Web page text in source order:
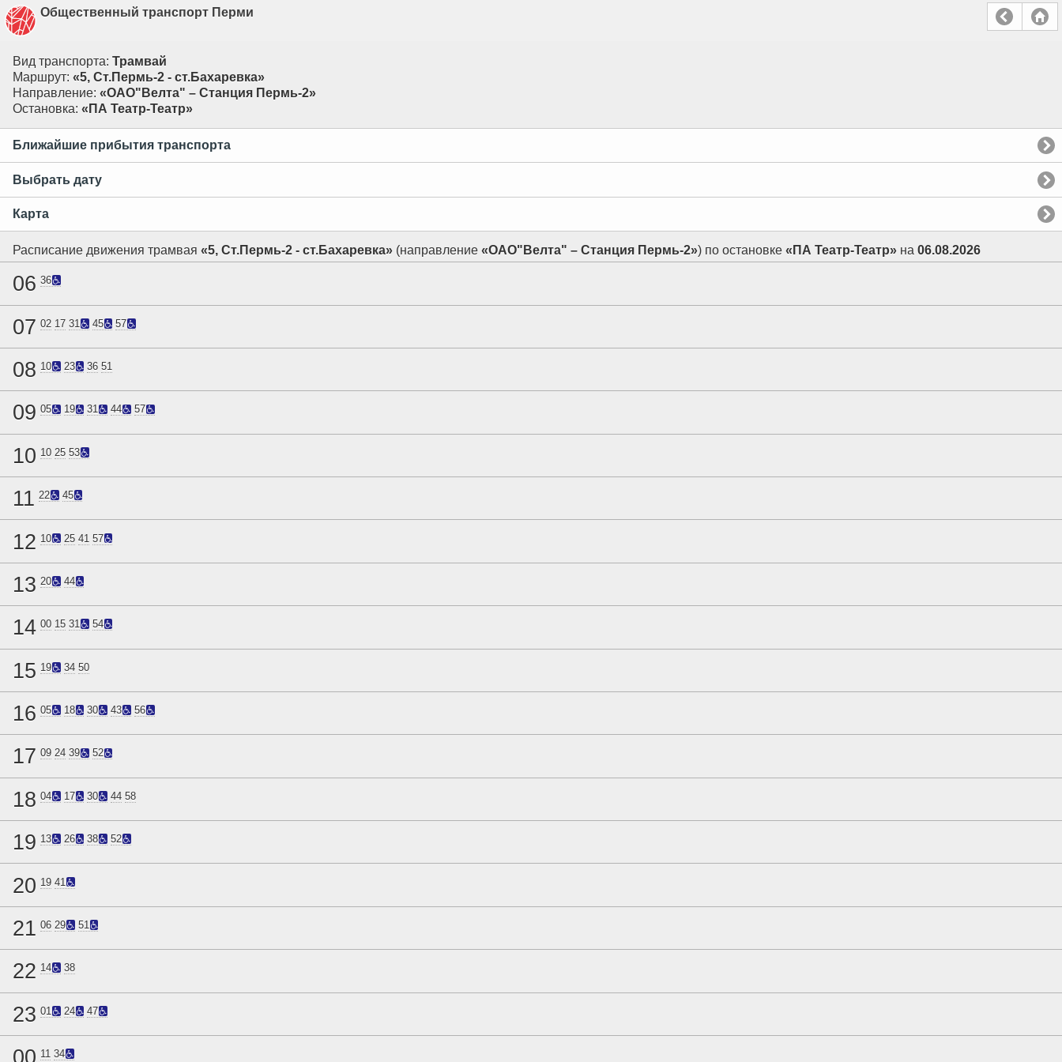
Общественный транспорт Перми
Вид транспорта: Трамвай
Маршрут: «5, Ст.Пермь-2 - ст.Бахаревка»
Направление: «ОАО"Велта" – Станция Пермь-2»
Остановка: «ПА Театр-Театр»
Ближайшие прибытия транспорта
Выбрать дату
Карта
Расписание движения трамвая «5, Ст.Пермь-2 - ст.Бахаревка» (направление «ОАО"Велта" – Станция Пермь-2») по остановке «ПА Театр-Театр» на 06.08.2026
06 36
07 02 17 31 45 57
08 10 23 36 51
09 05 19 31 44 57
10 10 25 53
11 22 45
12 10 25 41 57
13 20 44
14 00 15 31 54
15 19 34 50
16 05 18 30 43 56
17 09 24 39 52
18 04 17 30 44 58
19 13 26 38 52
20 19 41
21 06 29 51
22 14 38
23 01 24 47
00 11 34